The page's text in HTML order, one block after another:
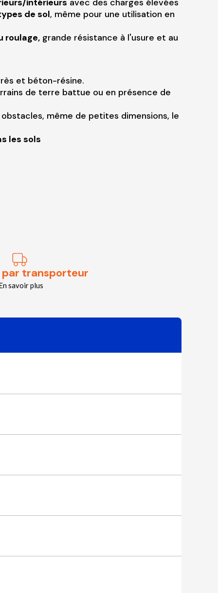
intérieurs avec des charges élevées
de sol, même pour une utilisation en
roulage, grande résistance à l'usure et au
et béton-résine.
de terre battue ou en présence de
obstacles, même de petites dimensions, le
les sols
par transporteur
savoir plus